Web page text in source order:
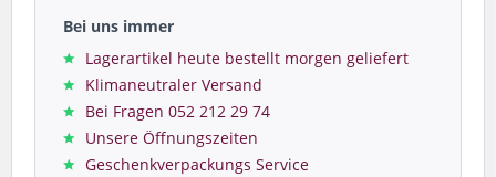
Bei uns immer
Lagerartikel heute bestellt morgen geliefert
Klimaneutraler Versand
Bei Fragen 052 212 29 74
Unsere Öffnungszeiten
Geschenkverpackungs Service